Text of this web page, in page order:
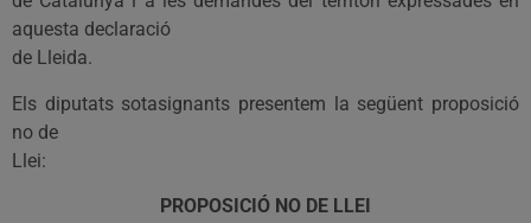
aquesta declaració
de Lleida.
Els diputats sotasignants presentem la següent proposició
no de
Llei:
PROPOSICIÓ NO DE LLEI